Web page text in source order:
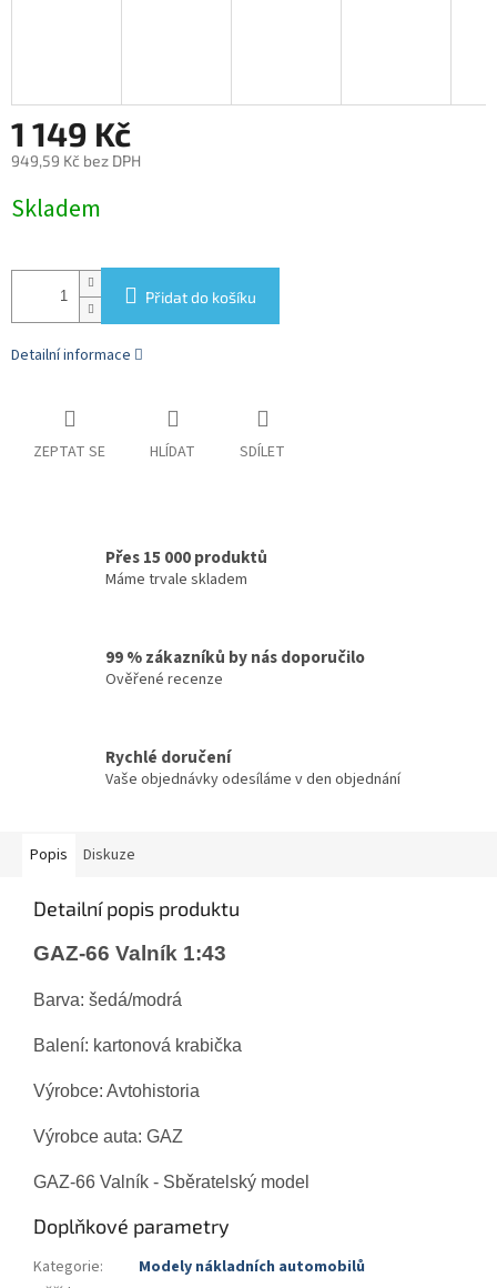
1 149 Kč
949,59 Kč bez DPH
cena:
Skladem
Přidat do košíku
Detailní informace
ZEPTAT SE HLÍDAT SDÍLET
Přes 15 000 produktů
Máme trvale skladem
99 % zákazníků by nás doporučilo
Ověřené recenze
Rychlé doručení
Vaše objednávky odesíláme v den objednání
Popis Diskuze
Detailní popis produktu
GAZ-66 Valník 1:43
Barva: šedá/modrá
Balení: kartonová krabička
Výrobce: Avtohistoria
Výrobce auta: GAZ
GAZ-66 Valník - Sběratelský model
Doplňkové parametry
Kategorie:
Modely nákladních automobilů